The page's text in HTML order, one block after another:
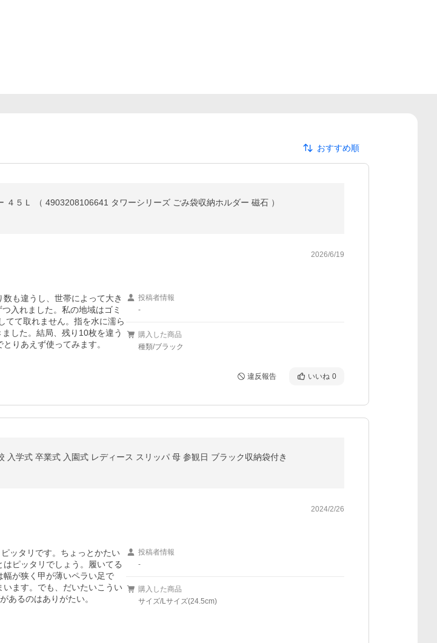
おすすめ順
５Ｌ （ 4903208106641 タワーシリーズ ごみ袋収納ホルダー 磁石 ）
2026/6/19
も違うし、世帯によって大き
入れました。私の地域はゴミ
て取れません。指を水に濡ら
した。結局、残り10枚を違う
りあえず使ってみます。
投稿者情報
-
購入した商品
種類/ブラック
違反報告 いいね 0
学式 卒業式 入園式 レディース スリッパ 母 参観日 ブラック収納袋付き
2024/2/26
ッタリです。ちょっとかたい
ピッタリでしょう。履いてる
が狭く甲が薄いペラい足で
ます。でも、だいたいこうい
あるのはありがたい。
投稿者情報
-
購入した商品
サイズ/Lサイズ(24.5cm)